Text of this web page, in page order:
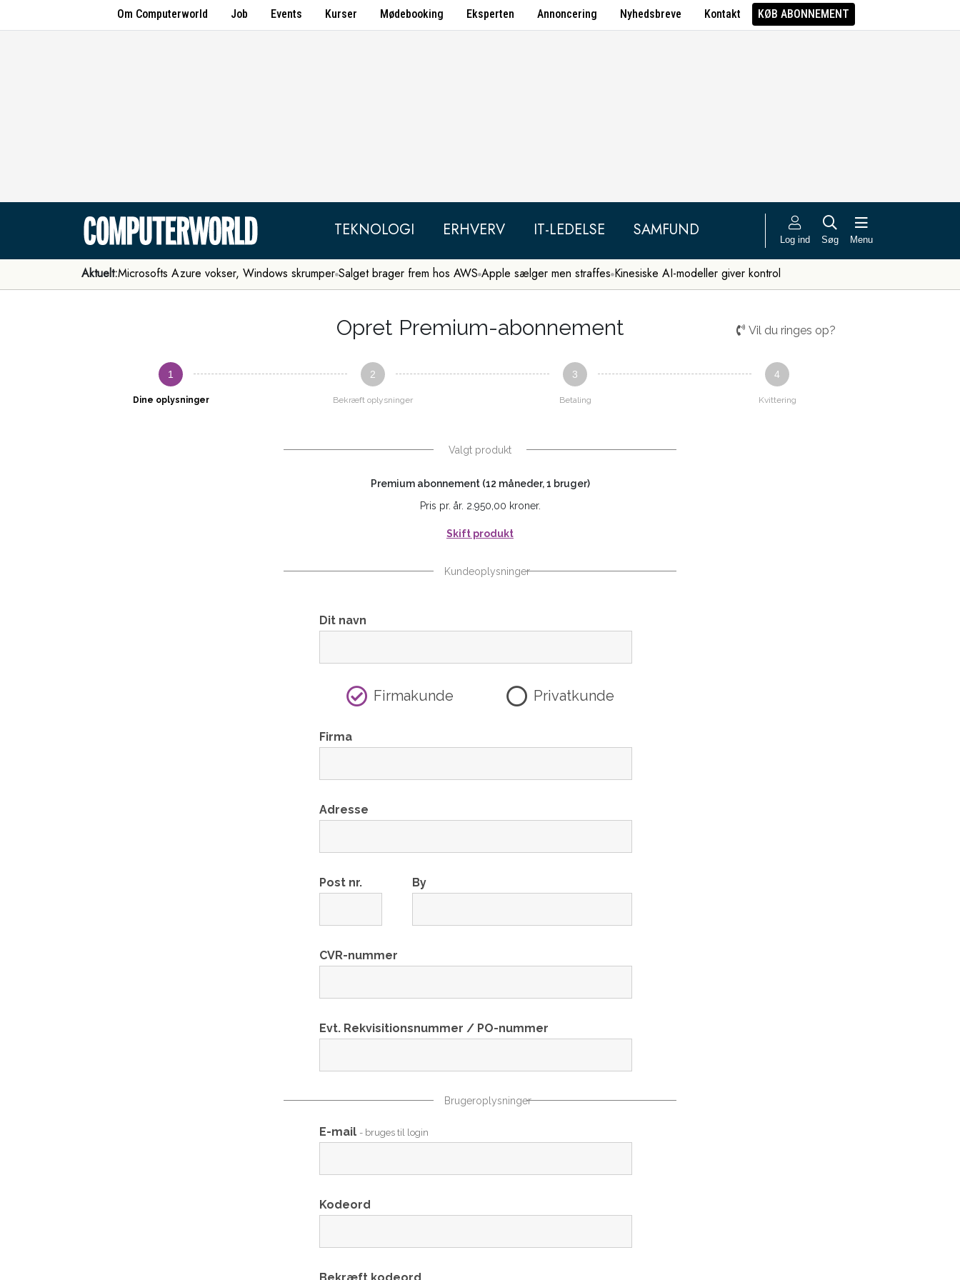
Om Computerworld Job Events Kurser Mødebooking Eksperten Annoncering Nyhedsbreve Kontakt KØB ABONNEMENT
TEKNOLOGI ERHVERV IT-LEDELSE SAMFUND Log ind Søg Menu
Aktuelt:Microsofts Azure vokser, Windows skrumper Salget brager frem hos AWS Apple sælger men straffes Kinesiske AI-modeller giver kontrol
Opret Premium-abonnement Vil du ringes op?
1
Dine oplysninger
2
Bekræft oplysninger
3
Betaling
4
Kvittering
Valgt produkt
Premium abonnement (12 måneder, 1 bruger)
Pris pr. år. 2.950,00 kroner.
Skift produkt
Kundeoplysninger
Dit navn
Firmakunde Privatkunde
Firma
Adresse
Post nr. By
CVR-nummer
Evt. Rekvisitionsnummer / PO-nummer
Brugeroplysninger
E-mail - bruges til login
Kodeord